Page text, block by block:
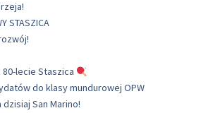
STASZICA
80-lecie Staszica
do klasy mundurowej OPW
San Marino!